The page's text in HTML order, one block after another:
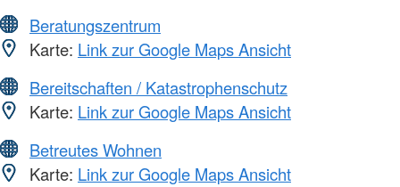
Beratungszentrum
Karte: Link zur Google Maps Ansicht
Bereitschaften / Katastrophenschutz
Karte: Link zur Google Maps Ansicht
Betreutes Wohnen
Karte: Link zur Google Maps Ansicht